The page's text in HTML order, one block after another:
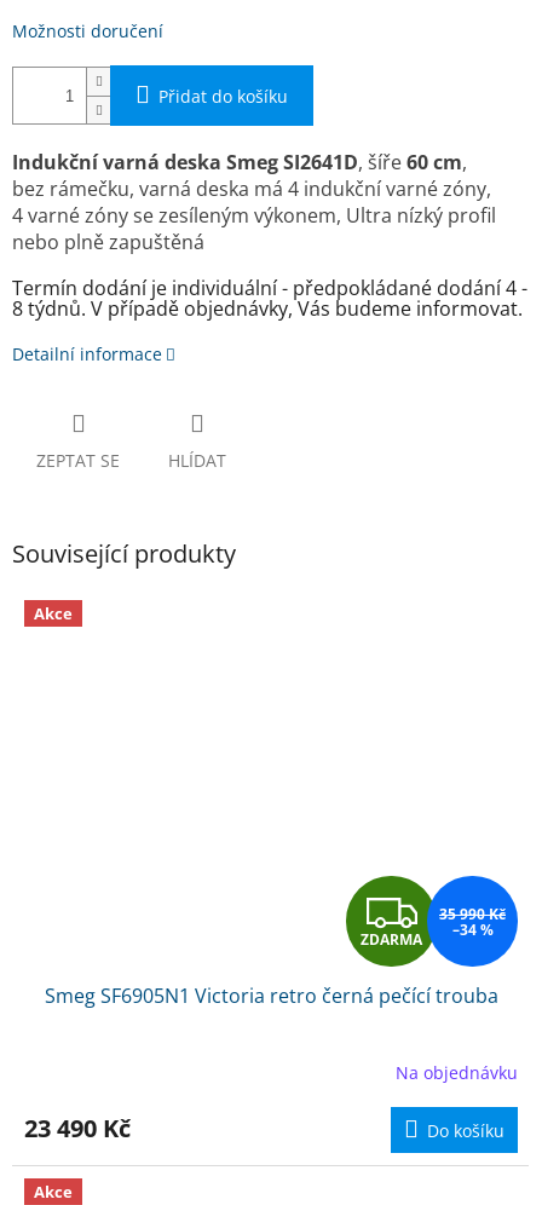
Možnosti doručení
Přidat do košíku
Indukčnívarná deska SmegSI2641D, šíře60 cm,
bez rámečku, varná deska má 4 indukční varné zóny,
4varné zóny se zesíleným výkonem, Ultra nízký profil
nebo plně zapuštěná
Termín dodání je individuální - předpokládané dodání 4 -
8 týdnů. V případě objednávky, Vás budeme informovat.
Detailní informace
ZEPTAT SE HLÍDAT
Související produkty
Akce
Z
D
A
R
M
A
ZDARMA
35 990 Kč
–34 %
Smeg SF6905N1 Victoria retro černá pečící trouba
Na objednávku
23 490 Kč Do košíku
Akce